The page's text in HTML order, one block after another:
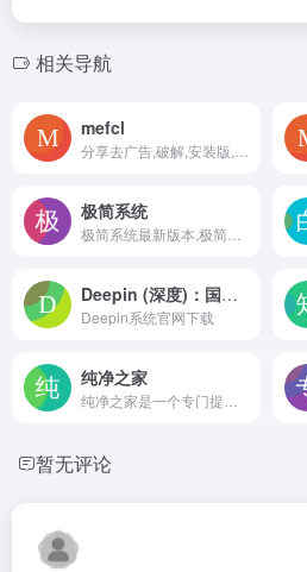
相关导航
mefcl
极简系统
Deepin (深度)：国产linux操作系统
Deepin系统官网下载
纯净之家
暂无评论